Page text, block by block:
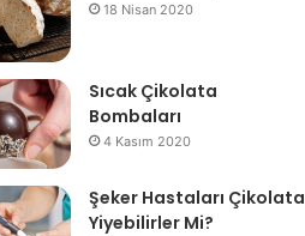
18 Nisan 2020
Sıcak Çikolata
Bombaları
4 Kasım 2020
Şeker Hastaları Çikolata
Yiyebilirler Mi?